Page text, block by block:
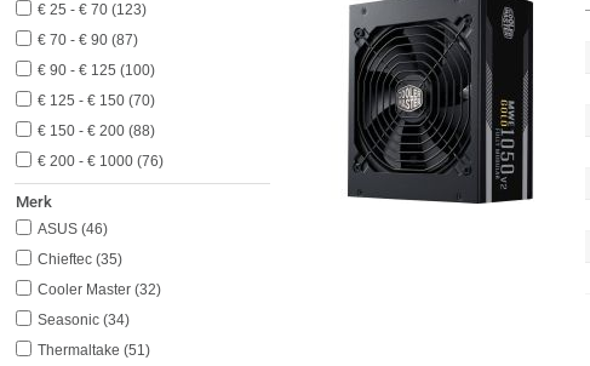
€ 25 - € 70 123
€ 70 - € 90 87
€ 90 - € 125
100
€ 125 - € 150 70
€ 150 - € 200 88
€ 200 - € 1000 76
Merk
ASUS 46
Chieftec 35
Cooler Master 32
Seasonic 34
Thermaltake 51